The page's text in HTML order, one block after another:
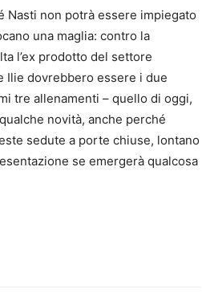
Nasti non potrà essere impiegato
una maglia: contro la
l’ex prodotto del settore
Ilie dovrebbero essere i due
tre allenamenti – quello di oggi,
novità, anche perché
sedute a porte chiuse, lontano
se emergerà qualcosa